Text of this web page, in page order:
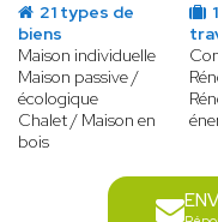
21 types de
biens
Maison individuelle
Maison passive /
écologique
Chalet / Maison en
bois